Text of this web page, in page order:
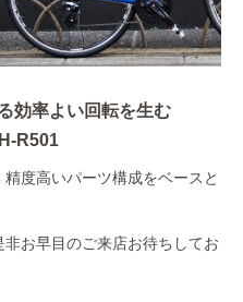
効率よい回転を生む
R501
度高いパーツ構成をベースと
お早目のご来店お待ちしてお